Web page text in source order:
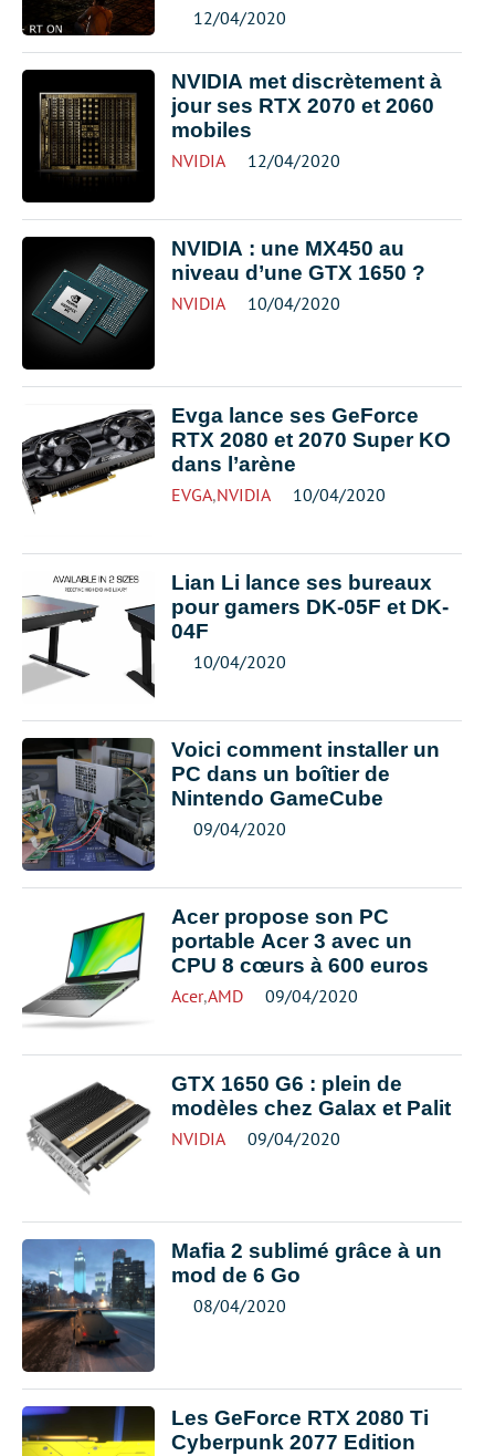
12/04/2020
NVIDIA met discrètement à
jour ses RTX 2070 et 2060
mobiles
NVIDIA 12/04/2020
NVIDIA : une MX450 au
niveau d’une GTX 1650 ?
NVIDIA 10/04/2020
Evga lance ses GeForce
RTX 2080 et 2070 Super KO
dans l’arène
EVGA,NVIDIA 10/04/2020
Lian Li lance ses bureaux
pour gamers DK-05F et DK-
04F
10/04/2020
Voici comment installer un
PC dans un boîtier de
Nintendo GameCube
09/04/2020
Acer propose son PC
portable Acer 3 avec un
CPU 8 cœurs à 600 euros
Acer,AMD 09/04/2020
GTX 1650 G6 : plein de
modèles chez Galax et Palit
NVIDIA 09/04/2020
Mafia 2 sublimé grâce à un
mod de 6 Go
08/04/2020
Les GeForce RTX 2080 Ti
Cyberpunk 2077 Edition